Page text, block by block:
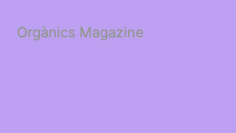
Orgànics Magazine